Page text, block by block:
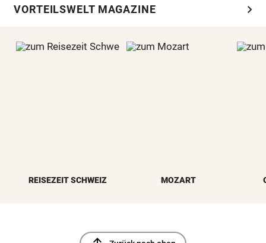
VORTEILSWELT MAGAZINE chevron_right
REISEZEIT SCHWEIZ MOZART